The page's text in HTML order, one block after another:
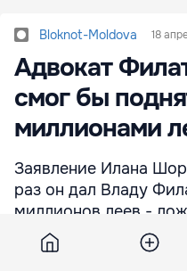
Bloknot-Moldova 18
Адвокат
смог бы
миллионами
Заявление Илана
раз он дал Владу
миллионов леев -
говорит адвокат